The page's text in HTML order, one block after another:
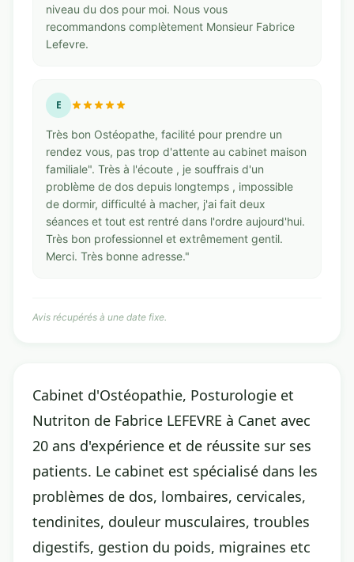
niveau du dos pour moi. Nous vous
recommandons complètement Monsieur Fabrice
Lefevre.
E
Très bon Ostéopathe, facilité pour prendre un
rendez vous, pas trop d'attente au cabinet maison
familiale". Très à l'écoute , je souffrais d'un
problème de dos depuis longtemps , impossible
de dormir, difficulté à macher, j'ai fait deux
séances et tout est rentré dans l'ordre aujourd'hui.
Très bon professionnel et extrêmement gentil.
Merci. Très bonne adresse."
Avis récupérés à une date fixe.
Cabinet d'Ostéopathie, Posturologie et
Nutriton de Fabrice LEFEVRE à Canet avec
20 ans d'expérience et de réussite sur ses
patients. Le cabinet est spécialisé dans les
problèmes de dos, lombaires, cervicales,
tendinites, douleur musculaires, troubles
digestifs, gestion du poids, migraines etc